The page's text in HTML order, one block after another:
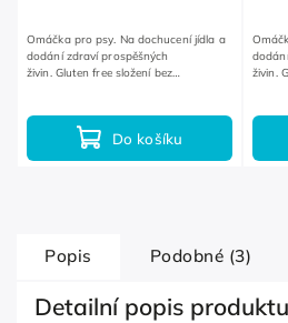
Do košíku
Omáčka pro psy. Na dochucení jídla a
dodání zdraví prospěšných
živin. Gluten free složení bez
živin.
Popis Podobné (3)
Detailní popis produktu